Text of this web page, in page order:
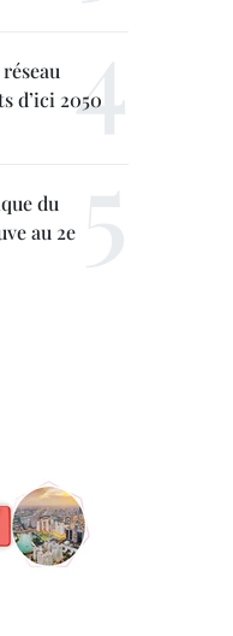
d’ici 2050
du
au 2e